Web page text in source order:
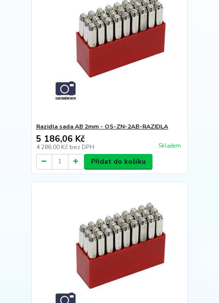
Razidla sada AB 2mm - OS-ZN-2AB-RAZIDLA
5 186,06 Kč
4 286,00 Kč bez DPH Skladem
Přidat do košíku